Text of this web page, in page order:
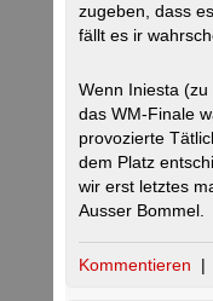
zugeben, dass
fällt es ir
Wenn Iniesta
das WM-Finale
provozierte
dem Platz
wir erst letztes
Ausser Bommel.
Kommentieren |